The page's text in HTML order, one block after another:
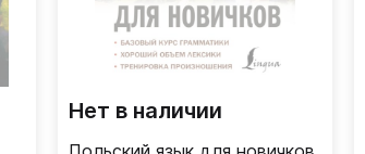
Нет в наличии